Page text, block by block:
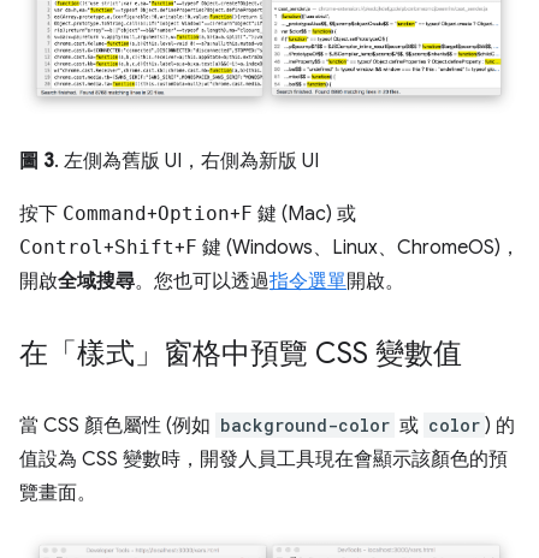
圖 3. 左側為舊版 UI，右側為新版 UI
按下 Command+Option+F 鍵 (Mac) 或
Control+Shift+F 鍵 (Windows、Linux、ChromeOS)，
開啟全域搜尋。您也可以透過指令選單開啟。
在「樣式」 窗格中預覽 CSS 變數值
當 CSS 顏色屬性 (例如 background-color 或 color ) 的
值設為 CSS 變數時，開發人員工具現在會顯示該顏色的預
覽畫面。